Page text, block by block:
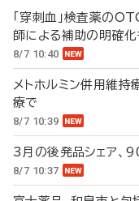
「穿刺血」検査薬の
師による補助の明確化
8/7 10:40
メトホルミン併用維
療で
8/7 10:39
3月の後発品シェア
8/7 10:37